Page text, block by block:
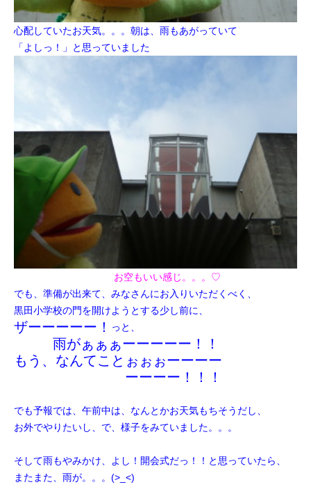
心配していたお天気。。。朝は、雨もあがっていて
「よしっ！」と思っていました
お空もいい感じ。。。♡
でも、準備が出来て、みなさんにお入り いただくべく、
黒田小学校の門を開けようとする少し前に、
ザーーーーー！ っと、
雨がぁぁぁーーーーー！！
もう、なんてことぉぉぉーーーー
ーーーー！！！
でも予報では、午前中は、なんとかお天気もちそうだし、
お外でやりたいし、で、様子をみていました。。。
そして雨もやみかけ、よし！開会式だっ！！と思っていたら、
またまた、雨が。。。(>_<)